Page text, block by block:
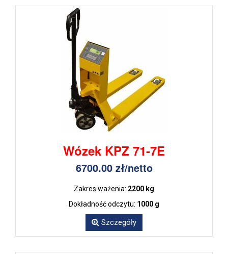
Wózek KPZ 71-7E
6700.00 zł/netto
Zakres ważenia: 2200 kg
Dokładność odczytu: 1000 g
Szczegóły